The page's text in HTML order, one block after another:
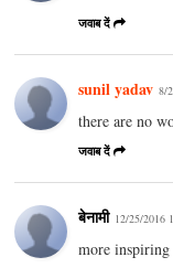
जवाब दें
sunil yadav 8/
there are no
जवाब दें
बेनामी 12/25/2016
more inspiring